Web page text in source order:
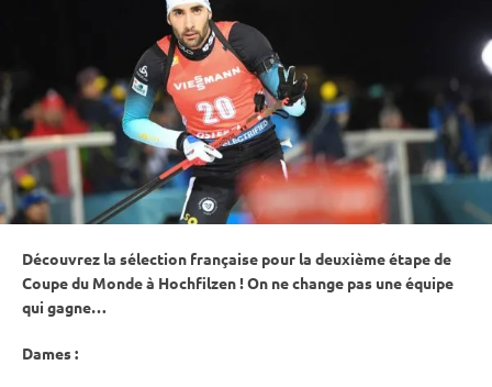
Découvrez la sélection française pour la deuxième étape de
Coupe du Mondeà Hochfilzen! On ne change pas une équipe
qui gagne…
Dames :